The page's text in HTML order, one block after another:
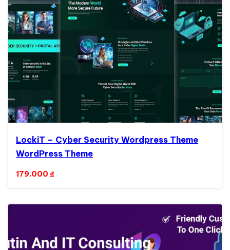
LockiT – Cyber Security Wordpress Theme
WordPress Theme
179.000 ₫